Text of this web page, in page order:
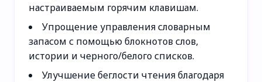
настраиваемым горячим клавишам.
Упрощение управления словарным
запасом с помощью блокнотов слов,
истории и черного/белого списков.
Улучшение беглости чтения благодаря